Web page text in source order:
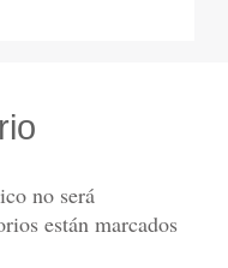
no será
están marcados